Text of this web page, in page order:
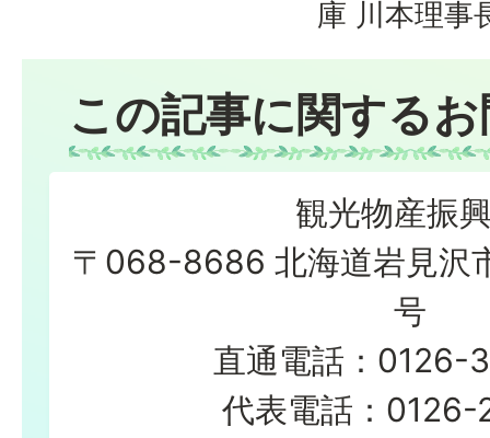
庫 川本理事
この記事に関する
観光物産振
〒068-8686 北海道岩見沢
号
直通電話：0126-
代表電話：0126-